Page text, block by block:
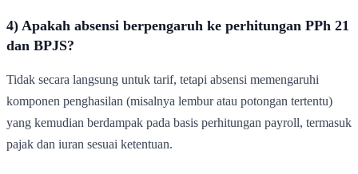
4) Apakah absensi berpengaruh ke perhitungan PPh 21
dan BPJS?
Tidak secara langsung untuk tarif, tetapi absensi memengaruhi
komponen penghasilan (misalnya lembur atau potongan tertentu)
yang kemudian berdampak pada basis perhitungan payroll, termasuk
pajak dan iuran sesuai ketentuan.